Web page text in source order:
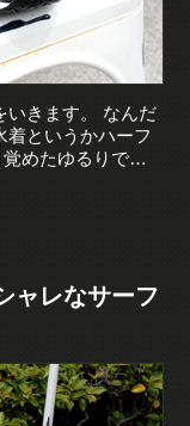
いきます。 なんだ
着というかハーフ
覚めたゆるりで…
ャレなサーフ